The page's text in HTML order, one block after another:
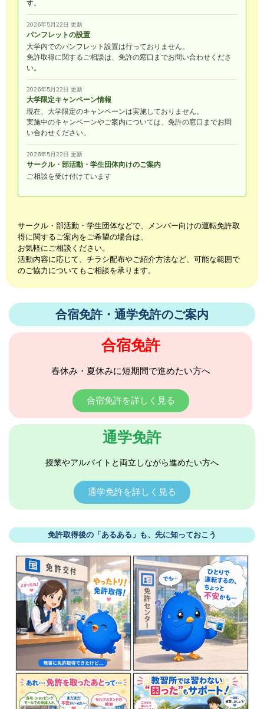
す。
2026年5月22日 更新
パンフレットの設置
大学内でのパンフレット設置は行っておりません。
免許取得に関するご相談は、免許の窓口までお問い合わせくださ
い。
2026年5月22日 更新
大学限定キャンペーン情報
現在、大学限定のキャンペーンは実施しておりません。
実施中のキャンペーンやご案内については、免許の窓口までお問
い合わせください。
2026年5月22日 更新
サークル・部活動・学生団体向けのご案内
ご相談を受け付けています
サークル・部活動・学生団体などで、メンバー向けの運転免許取
得に関するご案内をご希望の場合は、
お気軽にご相談ください。
活動内容に応じて、チラシ配布やご紹介方法など、可能な範囲で
のご協力についてもご相談を承ります。
合宿免許・通学免許のご案内
合宿免許
春休み・夏休みに短期間で進めたい方へ
合宿免許を詳しく見る
通学免許
授業やアルバイトと両立しながら進めたい方へ
通学免許を詳しく見る
免許取得後の「あるある」も、先に知っておこう